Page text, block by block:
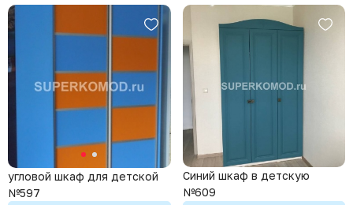
угловой шкаф для детской
№597
Синий шкаф в детскую
№609